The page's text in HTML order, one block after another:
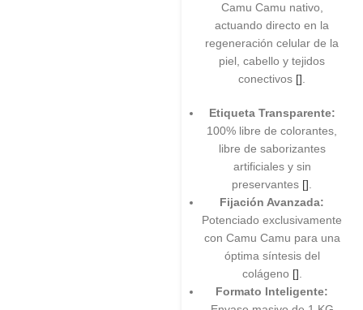
Camu Camu nativo,
actuando directo en la
regeneración celular de la
piel, cabello y tejidos
conectivos []
Etiqueta Transparente:
100% libre de colorantes,
libre de saborizantes
artificiales y sin
preservantes []
Fijación Avanzada:
Potenciado exclusivamente
con Camu Camu para una
óptima síntesis del
colágeno []
Formato Inteligente: